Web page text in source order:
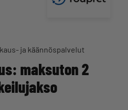
ja käännöspalvelut
maksuton 2